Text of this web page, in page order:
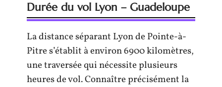
Durée du vol Lyon – Guadeloupe
La distance séparant Lyon de Pointe-à-
Pitre s’établit à environ 6900 kilomètres,
une traversée qui nécessite plusieurs
heures de vol. Connaître précisément la